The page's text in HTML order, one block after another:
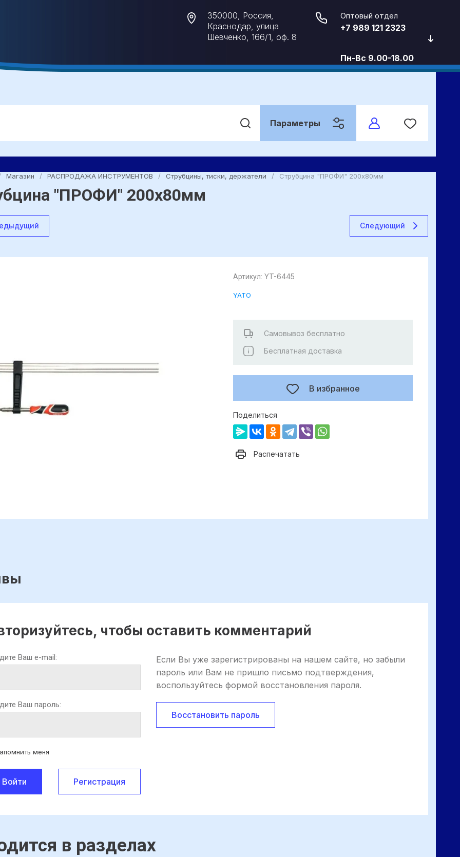
350000, Россия,
Краснодар, улица
Шевченко, 166/1, оф. 8
Оптовый отдел
+7 989 121 2323
Пн-Вс 9.00-18.00
Параметры
Магазин / РАСПРОДАЖА ИНСТРУМЕНТОВ / Струбцины, тиски, держатели / Струбцина "ПРОФИ" 200х80мм
"ПРОФИ" 200х80мм
Следующий
Артикул: YT-6445
YATO
В избранное
Самовывоз бесплатно
Бесплатная доставка
Поделиться
Распечатать
чтобы оставить комментарий
Ваш e-mail:
Ваш пароль:
меня
Войти Регистрация
Если Вы уже зарегистрированы на нашем сайте, но забыли
пароль или Вам не пришло письмо подтверждения,
воспользуйтесь формой восстановления пароля.
Восстановить пароль
в разделах